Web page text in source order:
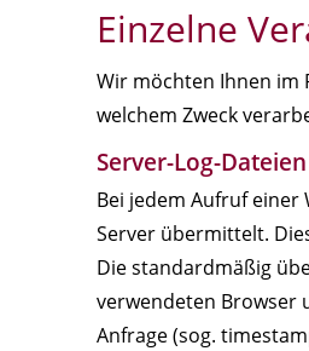
Einzelne
Wir möchten Ihnen im
welchem Zweck
Server-Log-Dateien
Bei jedem Aufruf
Server übermittelt.
Die standardmäßig
verwendeten Browser
Anfrage (sog.